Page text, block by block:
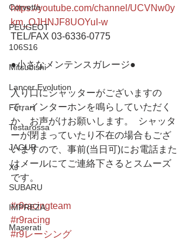
Corvette
PEUGEOT
106S16
Mitsubishi
Lancer Evolution
Ferrari
Testarossa
JAGUR
XJ
SUBARU
IMPREZA
Maserati
https://youtube.com/channel/UCVNw0y
km_OJHNJF8UOYuI-w
TEL/FAX 03-6336-0775
●小さなメンテンスガレージ●
入り口にシャッターがございますの
で、インターホンを鳴らしていただく
か、お声がけお願いします。  シャッタ
ーが閉まっていたり不在の場合もござ
いますので、事前(当日可)にお電話また
はメールにてご連絡下さるとスムーズ
です。
#r9racingteam
#r9racing
#r9レーシング